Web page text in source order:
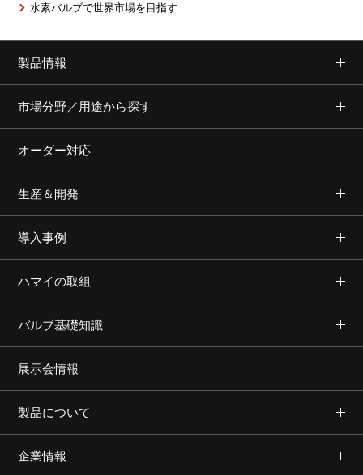
水素バルブで世界市場を目指す
製品情報
市場分野／用途から探す
オーダー対応
生産＆開発
導入事例
ハマイの取組
バルブ基礎知識
展示会情報
製品について
企業情報